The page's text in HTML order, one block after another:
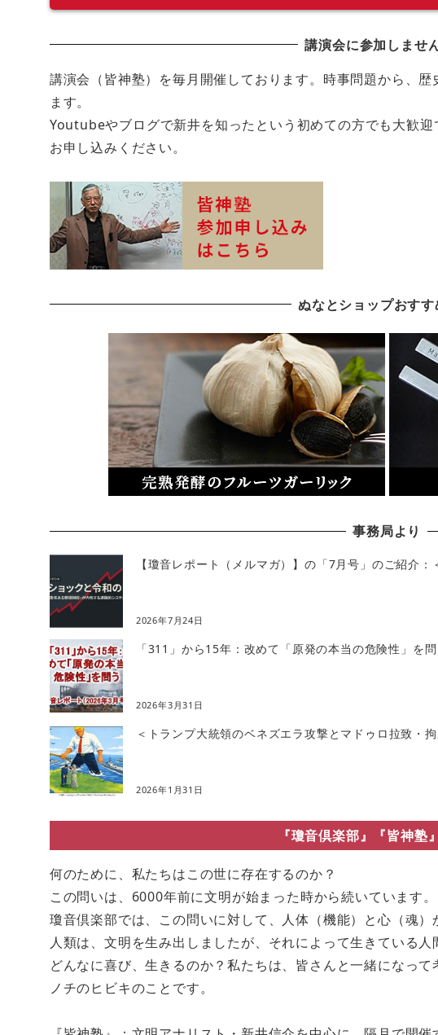
講演会に参加しませ
講演会（皆神塾）を毎月開催しております。時事問題から、
ます。
Youtubeやブログで新井を知ったという初めての方でも大歓
お申し込みください。
ぬなとショップおす
事務局より
【瓊音レポート（メルマガ）】の「7月号」のご紹介
2026年7月24日
「311」から15年：改めて「原発の本当の危険性」を
2026年3月31日
＜トランプ大統領のベネズエラ攻撃とマドゥロ拉致・
2026年1月31日
『瓊音倶楽部』『皆神塾
何のために、私たちはこの世に存在するのか？
この問いは、6000年前に文明が始まった時から続いています。
瓊音倶楽部では、この問いに対して、人体（機能）と心（魂）
人類は、文明を生み出しましたが、それによって生きている人
どんなに喜び、生きるのか？私たちは、皆さんと一緒になっ
ノチのヒビキのことです。